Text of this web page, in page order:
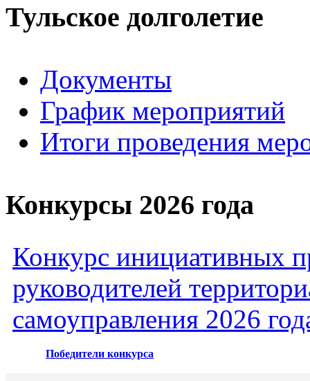
Тульское долголетие
Документы
График мероприятий
Итоги проведения
Конкурсы 2026 года
Конкурс инициативных
руководителей
самоуправления 2026
Победители конкурса